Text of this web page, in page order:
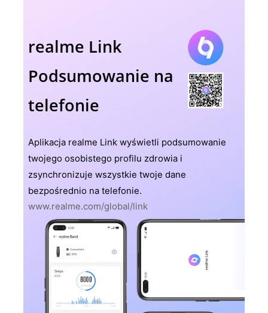
realme Link
Podsumowanie na
telefonie
Aplikacja realme Link wyświetli podsumowanie
twojego osobistego profilu zdrowia i
zsynchronizuje wszystkie twoje dane
bezpośrednio na telefonie.
www.realme.com/global/link